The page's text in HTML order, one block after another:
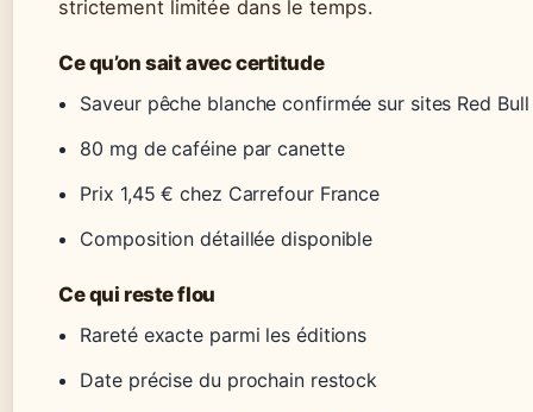
strictement limitée dans le temps.
Ce qu’on sait avec certitude
Saveur pêche blanche confirmée sur sites Red Bull
80 mg de caféine par canette
Prix 1,45 € chez Carrefour France
Composition détaillée disponible
Ce qui reste flou
Rareté exacte parmi les éditions
Date précise du prochain restock